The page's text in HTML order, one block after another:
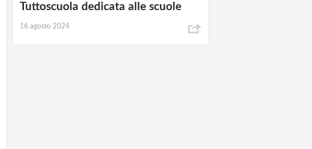
Tuttoscuola dedicata alle scuole
16 agosto 2024